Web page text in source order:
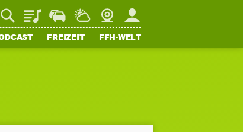
PlaylistStaupilotWetterWebcamMein FFH
FREIZEIT FFH-WELT